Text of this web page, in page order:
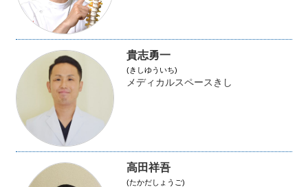
貴志勇一
(きしゆういち)
メディカルスペースきし
高田祥吾
(たかだしょうご)